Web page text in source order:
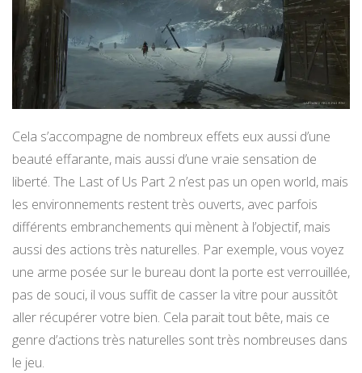
Cela s’accompagne de nombreux effets eux aussi d’une
beauté effarante, mais aussi d’une vraie sensation de
liberté. The Last of Us Part 2 n’est pas un open world, mais
les environnements restent très ouverts, avec parfois
différents embranchements qui mènent à l’objectif, mais
aussi des actions très naturelles. Par exemple, vous voyez
une arme posée sur le bureau dont la porte est verrouillée,
pas de souci, il vous suffit de casser la vitre pour aussitôt
aller récupérer votre bien. Cela parait tout bête, mais ce
genre d’actions très naturelles sont très nombreuses dans
le jeu.